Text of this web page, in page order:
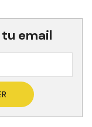
email